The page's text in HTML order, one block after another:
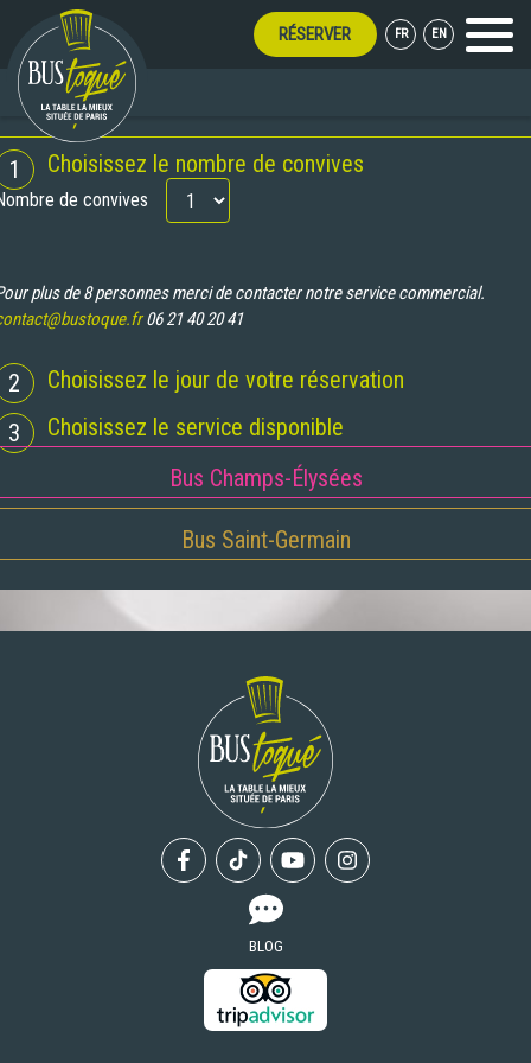
RÉSERVER FR EN Menu
TOUT L'ÉTÉ !
1 Choisissez le nombre de convives
de convives
plus de 8 personnes merci de contacter notre service commercial.
06 21 40 20 41
2
Choisissez le jour de votre réservation
3
Choisissez le service disponible
Bus Champs-Élysées
Bus Saint-Germain
FacebookTiktok YoutubeInstagram
BLOG